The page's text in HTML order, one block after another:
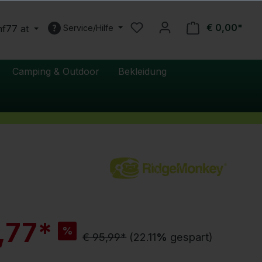
at Service/Hilfe € 0,00*
Camping & Outdoor Bekleidung
%
a
b
€ 95,99* (22.11% gespart)